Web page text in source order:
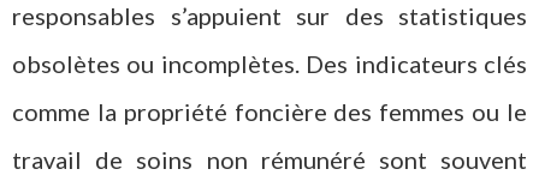
responsables s’appuient sur des statistiques
obsolètes ou incomplètes. Des indicateurs clés
comme la propriété foncière des femmes ou le
travail de soins non rémunéré sont souvent